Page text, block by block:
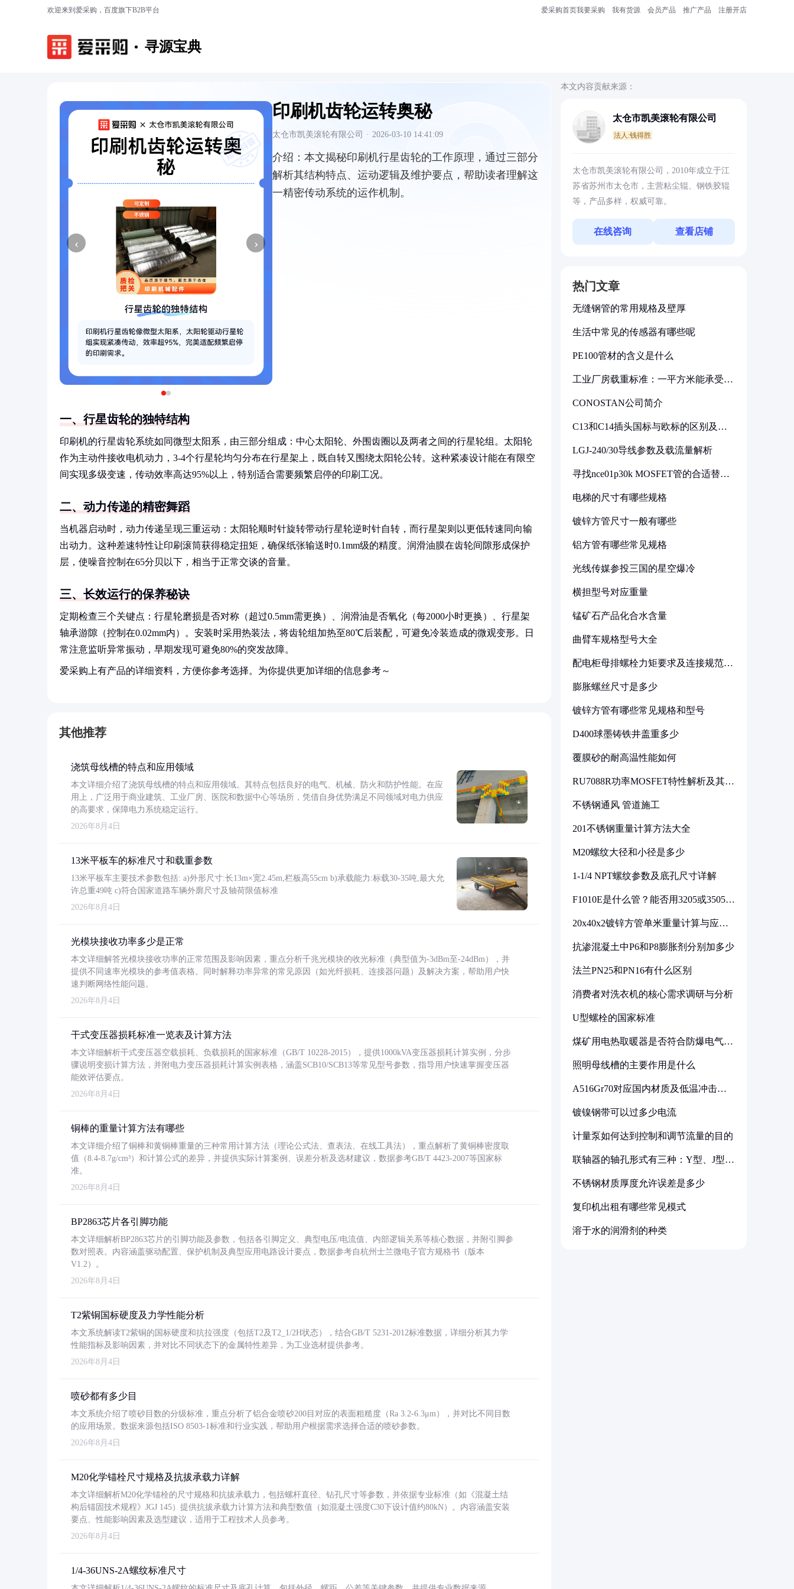
欢迎来到爱采购，百度旗下B2B平台 爱采购首页我要采购 我有货源 会员产品 推广产品 注册开店
寻源宝典
‹ ›
印刷机齿轮运转奥秘
太仓市凯美滚轮有限公司 · 2026-03-10 14:41:09
介绍： 本文揭秘印刷机行星齿轮的工作原理，通过三部分
解析其结构特点、运动逻辑及维护要点，帮助读者理解这
一精密传动系统的运作机制。
一、行星齿轮的独特结构
印刷机的行星齿轮系统如同微型太阳系，由三部分组成：中心太阳轮、外围齿圈以及两者之间的行星轮组。太阳轮
作为主动件接收电机动力，3-4个行星轮均匀分布在行星架上，既自转又围绕太阳轮公转。这种紧凑设计能在有限空
间实现多级变速，传动效率高达95%以上，特别适合需要频繁启停的印刷工况。
二、动力传递的精密舞蹈
当机器启动时，动力传递呈现三重运动：太阳轮顺时针旋转带动行星轮逆时针自转，而行星架则以更低转速同向输
出动力。这种差速特性让印刷滚筒获得稳定扭矩，确保纸张输送时0.1mm级的精度。润滑油膜在齿轮间隙形成保护
层，使噪音控制在65分贝以下，相当于正常交谈的音量。
三、长效运行的保养秘诀
定期检查三个关键点：行星轮磨损是否对称（超过0.5mm需更换）、润滑油是否氧化（每2000小时更换）、行星架
轴承游隙（控制在0.02mm内）。安装时采用热装法，将齿轮组加热至80℃后装配，可避免冷装造成的微观变形。日
常注意监听异常振动，早期发现可避免80%的突发故障。
爱采购上有产品的详细资料，方便你参考选择。为你提供更加详细的信息参考～
其他推荐
浇筑母线槽的特点和应用领域
本文详细介绍了浇筑母线槽的特点和应用领域。其特点包括良好的电气、机械、防火和防护性能。在应
用上，广泛用于商业建筑、工业厂房、医院和数据中心等场所，凭借自身优势满足不同领域对电力供应
的高要求，保障电力系统稳定运行。
2026年8月4日
13米平板车的标准尺寸和载重参数
13米平板车主要技术参数包括: a)外形尺寸:长13m×宽2.45m,栏板高55cm b)承载能力:标载30-35吨,最大允
许总重49吨 c)符合国家道路车辆外廓尺寸及轴荷限值标准
2026年8月4日
光模块接收功率多少是正常
本文详细解答光模块接收功率的正常范围及影响因素，重点分析千兆光模块的收光标准（典型值为-3dBm至-24dBm），并
提供不同速率光模块的参考值表格。同时解释功率异常的常见原因（如光纤损耗、连接器问题）及解决方案，帮助用户快
速判断网络性能问题。
2026年8月4日
干式变压器损耗标准一览表及计算方法
本文详细解析干式变压器空载损耗、负载损耗的国家标准（GB/T 10228-2015），提供1000kVA变压器损耗计算实例，分步
骤说明变损计算方法，并附电力变压器损耗计算实例表格，涵盖SCB10/SCB13等常见型号参数，指导用户快速掌握变压器
能效评估要点。
2026年8月4日
铜棒的重量计算方法有哪些
本文详细介绍了铜棒和黄铜棒重量的三种常用计算方法（理论公式法、查表法、在线工具法），重点解析了黄铜棒密度取
值（8.4-8.7g/cm³）和计算公式的差异，并提供实际计算案例、误差分析及选材建议，数据参考GB/T 4423-2007等国家标
准。
2026年8月4日
BP2863芯片各引脚功能
本文详细解析BP2863芯片的引脚功能及参数，包括各引脚定义、典型电压/电流值、内部逻辑关系等核心数据，并附引脚参
数对照表。内容涵盖驱动配置、保护机制及典型应用电路设计要点，数据参考自杭州士兰微电子官方规格书（版本
V1.2）。
2026年8月4日
T2紫铜国标硬度及力学性能分析
本文系统解读T2紫铜的国标硬度和抗拉强度（包括T2及T2_1/2H状态），结合GB/T 5231-2012标准数据，详细分析其力学
性能指标及影响因素，并对比不同状态下的金属特性差异，为工业选材提供参考。
2026年8月4日
喷砂都有多少目
本文系统介绍了喷砂目数的分级标准，重点分析了铝合金喷砂200目对应的表面粗糙度（Ra 3.2-6.3μm），并对比不同目数
的应用场景。数据来源包括ISO 8503-1标准和行业实践，帮助用户根据需求选择合适的喷砂参数。
2026年8月4日
M20化学锚栓尺寸规格及抗拔承载力详解
本文详细解析M20化学锚栓的尺寸规格和抗拔承载力，包括螺杆直径、钻孔尺寸等参数，并依据专业标准（如《混凝土结
构后锚固技术规程》JGJ 145）提供抗拔承载力计算方法和典型数值（如混凝土强度C30下设计值约80kN）。内容涵盖安装
要点、性能影响因素及选型建议，适用于工程技术人员参考。
2026年8月4日
1/4-36UNS-2A螺纹标准尺寸
本文内容贡献来源：
太仓市凯美滚轮有限公司
法人:钱得胜
太仓市凯美滚轮有限公司，2010年成立于江
苏省苏州市太仓市，主营粘尘辊、钢铁胶辊
等，产品多样，权威可靠。
在线咨询 查看店铺
热门文章
无缝钢管的常用规格及壁厚
生活中常见的传感器有哪些呢
PE100管材的含义是什么
工业厂房载重标准：一平方米能承受多
CONOSTAN公司简介
C13和C14插头国标与欧标的区别及其
LGJ-240/30导线参数及载流量解析
寻找nce01p30k MOSFET管的合适替代
电梯的尺寸有哪些规格
镀锌方管尺寸一般有哪些
铝方管有哪些常见规格
光线传媒参投三国的星空爆冷
横担型号对应重量
锰矿石产品化合水含量
曲臂车规格型号大全
配电柜母排螺栓力矩要求及连接规范详
膨胀螺丝尺寸是多少
镀锌方管有哪些常见规格和型号
D400球墨铸铁井盖重多少
覆膜砂的耐高温性能如何
RU7088R功率MOSFET特性解析及其在
不锈钢通风 管道施工
201不锈钢重量计算方法大全
M20螺纹大径和小径是多少
1-1/4 NPT螺纹参数及底孔尺寸详解
F1010E是什么管？能否用3205或3505代
20x40x2镀锌方管单米重量计算与应用
抗渗混凝土中P6和P8膨胀剂分别加多少
法兰PN25和PN16有什么区别
消费者对洗衣机的核心需求调研与分析
U型螺栓的国家标准
煤矿用电热取暖器是否符合防爆电气设
照明母线槽的主要作用是什么
A516Gr70对应国内材质及低温冲击要
镀镍钢带可以过多少电流
计量泵如何达到控制和调节流量的目的
联轴器的轴孔形式有三种：Y型、J型、
不锈钢材质厚度允许误差是多少
复印机出租有哪些常见模式
溶于水的润滑剂的种类